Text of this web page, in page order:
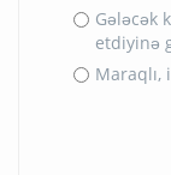
Gələcək
etdiyinə
Maraqlı,